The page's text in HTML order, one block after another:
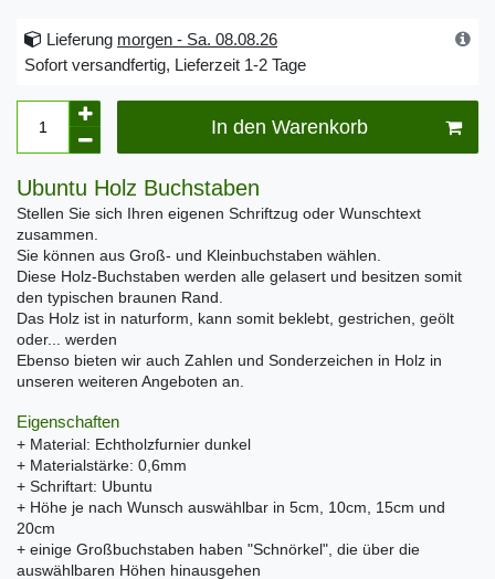
Lieferung morgen - Sa. 08.08.26
Sofort versandfertig, Lieferzeit 1-2 Tage
In den Warenkorb
Ubuntu Holz Buchstaben
Stellen Sie sich Ihren eigenen Schriftzug oder Wunschtext
zusammen.
Sie können aus Groß- und Kleinbuchstaben wählen.
Diese Holz-Buchstaben werden alle gelasert und besitzen somit
den typischen braunen Rand.
Das Holz ist in naturform, kann somit beklebt, gestrichen, geölt
oder... werden
Ebenso bieten wir auch Zahlen und Sonderzeichen in Holz in
unseren weiteren Angeboten an.
Eigenschaften
+ Material: Echtholzfurnier dunkel
+ Materialstärke: 0,6mm
+ Schriftart: Ubuntu
+ Höhe je nach Wunsch auswählbar in 5cm, 10cm, 15cm und
20cm
+ einige Großbuchstaben haben "Schnörkel", die über die
auswählbaren Höhen hinausgehen